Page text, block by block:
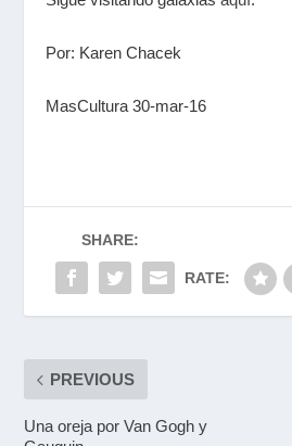
Por: Karen Chacek
MasCultura 30-mar-16
SHARE:
RATE:
PREVIOUS
Una oreja por Van Gogh y